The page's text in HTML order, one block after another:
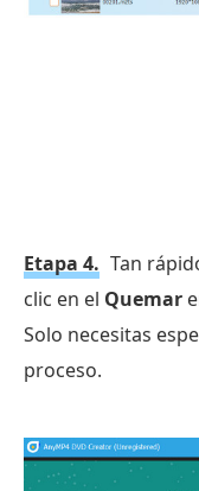
Etapa 4. Tan
clic en el Quemar
Solo necesitas
proceso.